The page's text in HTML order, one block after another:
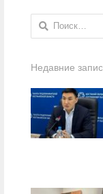
Найти:
Недавние